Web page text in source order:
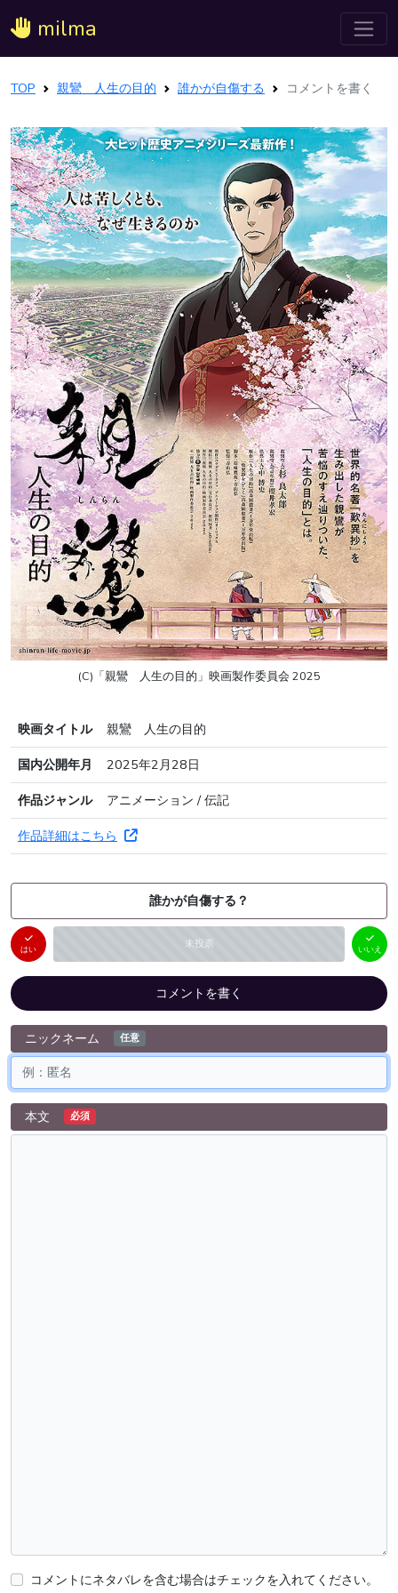
milma
TOP 親鸞 人生の目的 誰かが自傷する コメントを書く
(C)「親鸞 人生の目的」映画製作委員会 2025
映画タイトル
親鸞 人生の目的
国内公開年月
2025年2月28日
作品ジャンル
アニメーション / 伝記
作品詳細はこちら
誰かが自傷する？
はい 未投票
いいえ
（ 0件）
いいえ
コメントを書く
ニックネーム 任意
本文 必須
コメントにネタバレを含む場合はチェックを入れてください。